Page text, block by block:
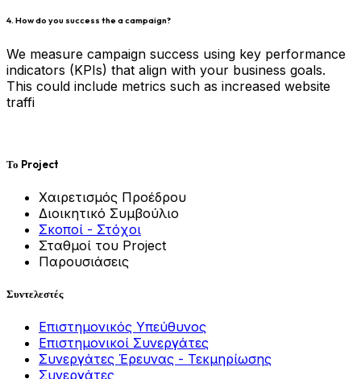
4. How do you success the a campaign?
We measure campaign success using key performance
indicators (KPIs) that align with your business goals.
This could include metrics such as increased website
traffi
Το Project
Χαιρετισμός Προέδρου
Διοικητικό Συμβούλιο
Σκοποί - Στόχοι
Σταθμοί του Project
Παρουσιάσεις
Συντελεστές
Επιστημονικός Υπεύθυνος
Επιστημονικοί Συνεργάτες
Συνεργάτες Έρευνας - Τεκμηρίωσης
Συνεργάτες